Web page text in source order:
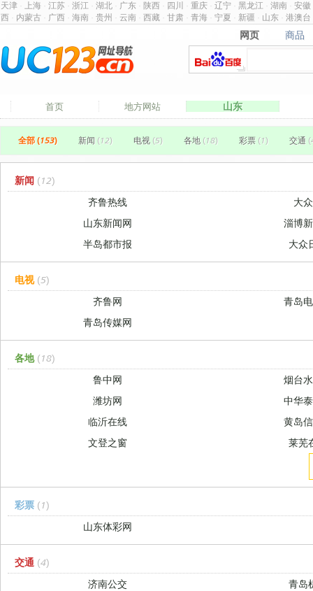
天津 上海 江苏 浙江 湖北 广东 陕西 四川 重庆 辽宁 黑龙江 湖南 安徽
西
内蒙古 广西 海南 贵州 云南 西藏 甘肃 青海 宁夏 新疆 山东 港澳台
网页
网页 商品
商品
首页 地方网站 山东
全部 (153) 新闻 (12) 电视 (5) 各地 (18) 彩票 (1) 交通
新闻 (12)
齐鲁热线
大
山东新闻网
淄博
半岛都市报
大众
电视 (5)
齐鲁网
青岛
青岛传媒网
各地 (18)
鲁中网
烟台
潍坊网
中华
临沂在线
黄岛
文登之窗
莱芜
彩票 (1)
山东体彩网
交通 (4)
济南公交
青岛